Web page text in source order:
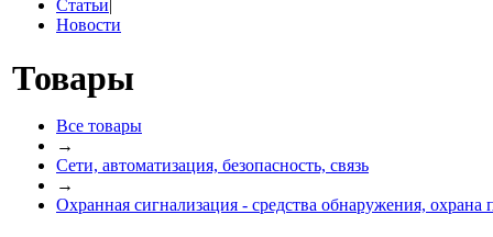
Статьи|
Новости
Товары
Все товары
→
Сети, автоматизация, безопасность, связь
→
Охранная сигнализация - средства обнаружения, охрана